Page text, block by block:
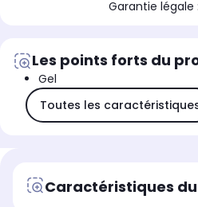
Garantie légale :
Les points forts du
Gel
Toutes les
Caractéristiques